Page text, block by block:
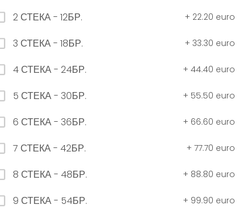
2 СТЕКА - 12БР. + 22.20 euro
3 СТЕКА - 18БР. +33.30 euro
4 СТЕКА - 24БР. +44.40 euro
5 СТЕКА - 30БР. + 55.50 euro
6 СТЕКА - 36БР. + 66.60 euro
7 СТЕКА - 42БР. +77.70 euro
8 СТЕКА - 48БР. + 88.80 euro
9 СТЕКА - 54БР. + 99.90 euro